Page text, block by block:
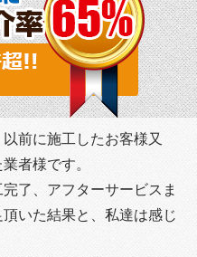
前に施工したお客様又
者様です。
了、アフターサービスま
いた結果と、私達は感じ